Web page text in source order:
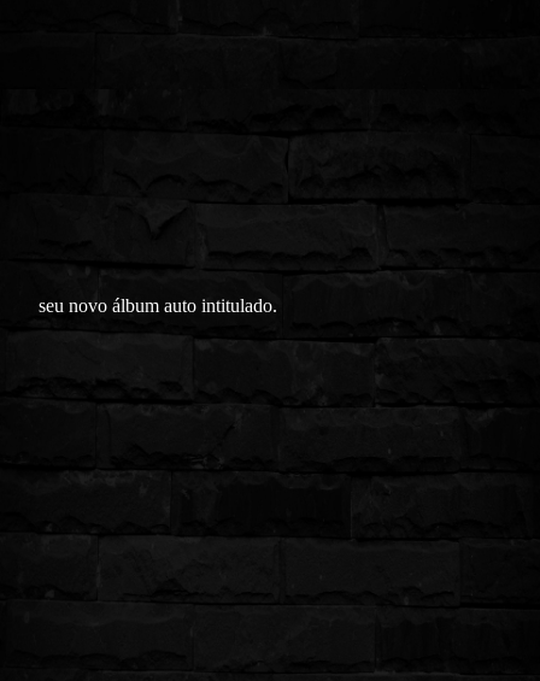
seu novo álbum auto intitulado.